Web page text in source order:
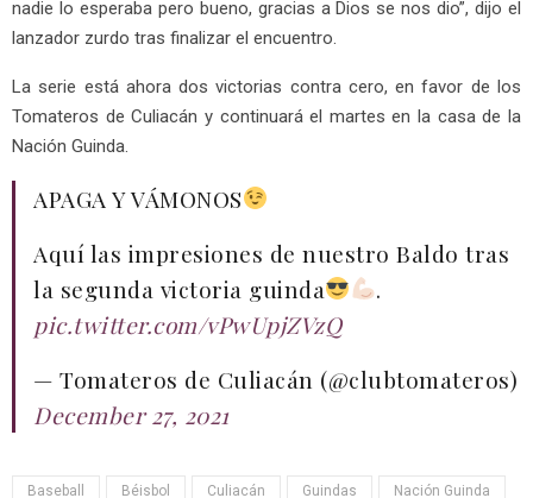
nadie lo esperaba pero bueno, gracias a Dios se nos dio”, dijo el
lanzador zurdo tras finalizar el encuentro.
La serie está ahora dos victorias contra cero, en favor de los
Tomateros de Culiacán y continuará el martes en la casa de la
Nación Guinda.
APAGA Y VÁMONOS
Aquí las impresiones de nuestro Baldo tras
la segunda victoria guinda
.
pic.twitter.com/vPwUpjZVzQ
— Tomateros de Culiacán (@clubtomateros)
December 27, 2021
Baseball Béisbol Culiacán Guindas
Nación Guinda